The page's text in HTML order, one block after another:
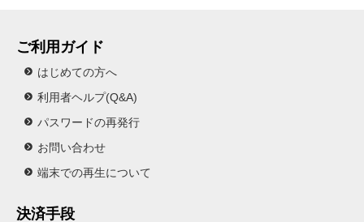
ご利用ガイド
はじめての方へ
利用者ヘルプ(Q&A)
パスワードの再発行
お問い合わせ
端末での再生について
決済手段